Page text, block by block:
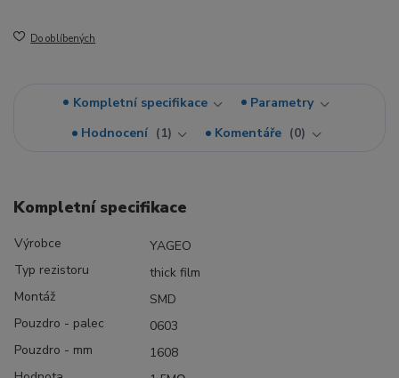
Do oblíbených
Kompletní specifikace
Parametry
Hodnocení
1 Komentáře 0
Kompletní specifikace
Výrobce
YAGEO
Typ rezistoru
thick film
Montáž
SMD
Pouzdro - palec
0603
Pouzdro - mm
1608